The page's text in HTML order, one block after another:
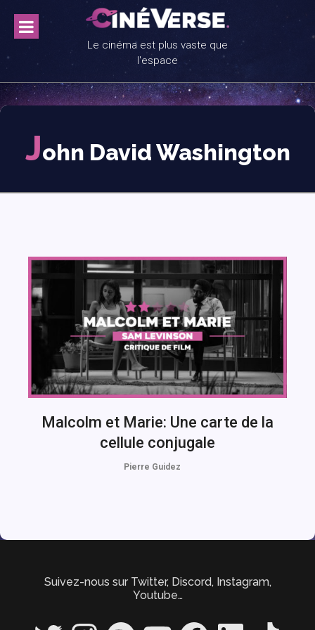
content
Le cinéma est plus vaste que
l'espace
John David Washington
Malcolm et Marie: Une carte de la
cellule conjugale
Pierre Guidez
Suivez-nous sur Twitter, Discord, Instagram,
Youtube…
Twitter InstagramSpotify YouTube FacebookLinkedIn TikTok